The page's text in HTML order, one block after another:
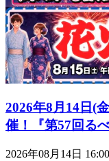
2026年8月14日(
催！『第57回る
2026年08月14日 16:00